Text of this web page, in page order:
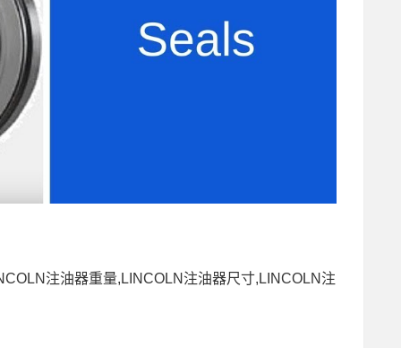
注油器重量,LINCOLN注油器尺寸,LINCOLN注